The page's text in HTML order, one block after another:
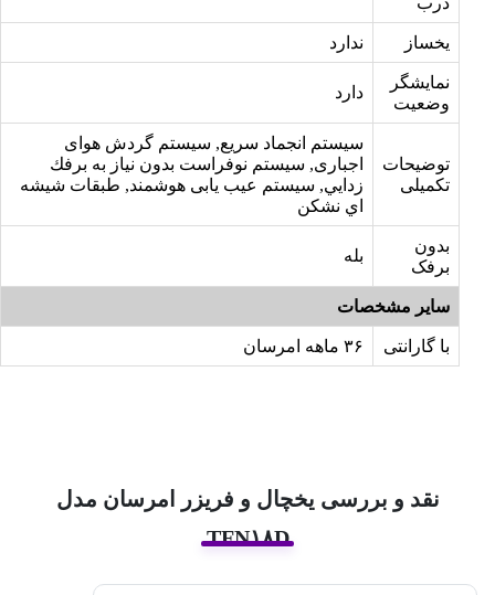
یخساز ندارد
نمایشگر
وضعیت
دارد
توضیحات
تکمیلی
سيستم انجماد سريع, سيستم گردش هوای
اجباری, سيستم نوفراست بدون نياز به برفك
زدايي, سیستم عیب یابی هوشمند, طبقات شيشه
اي نشكن
بدون
برفک
بله
سایر مشخصات
با گارانتی ۳۶ ماهه امرسان
نقد و بررسی یخچال و فریزر امرسان مدل
TFN۱۸D